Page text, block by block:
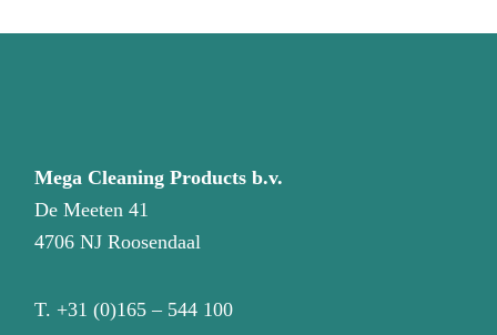
Mega Cleaning Products b.v.
De Meeten 41
4706 NJ Roosendaal
T. +31 (0)165 – 544 100